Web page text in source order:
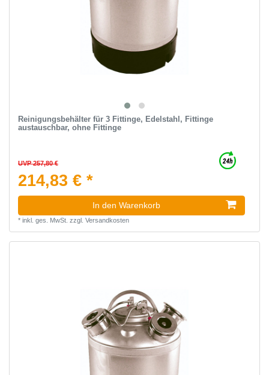
Reinigungsbehälter für 3 Fittinge, Edelstahl, Fittinge
austauschbar, ohne Fittinge
UVP 257,80 €
214,83 € *
In den Warenkorb
* inkl. ges. MwSt. zzgl. Versandkosten